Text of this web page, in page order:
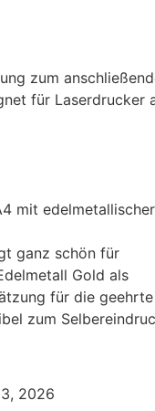
zum
für Laserdrucker
mit edelmetallischer
ganz schön für
Gold als
für die geehrte
zum
2026